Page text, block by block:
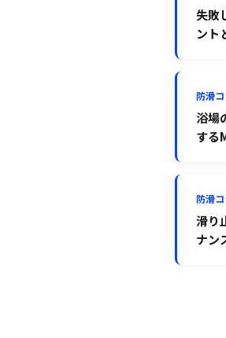
失敗
ント
防滑
浴場
する
防滑
滑り
ナン